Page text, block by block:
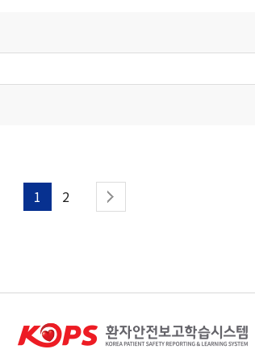
1 2 다음페이지